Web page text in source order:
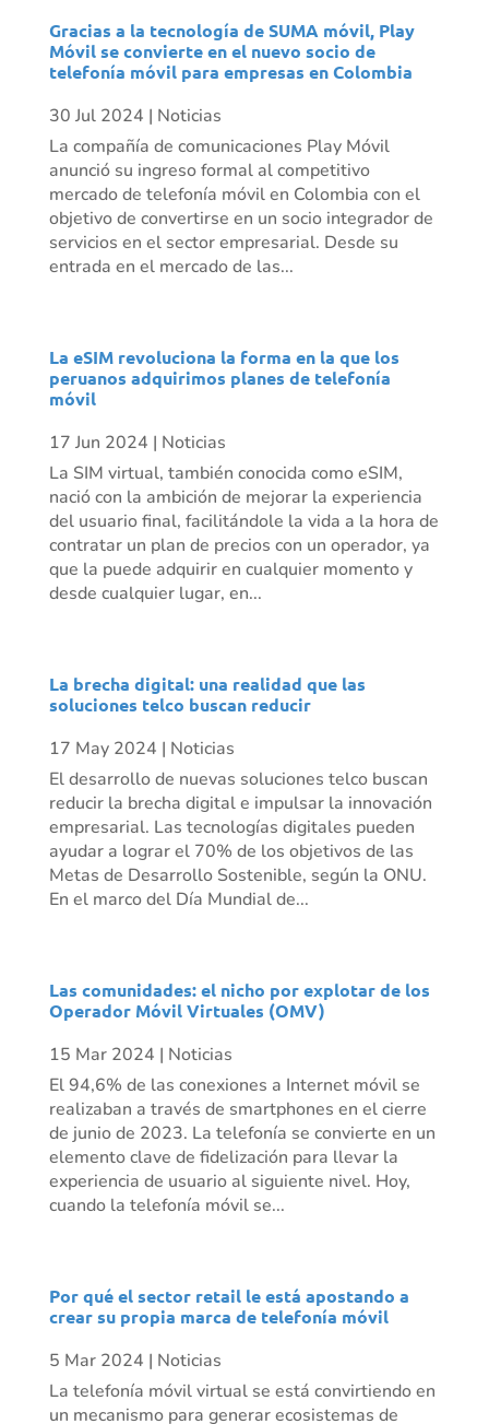
Gracias a la tecnología de SUMA móvil, Play
Móvil se convierte en el nuevo socio de
telefonía móvil para empresas en Colombia
30 Jul 2024 | Noticias
La compañía de comunicaciones Play Móvil
anunció su ingreso formal al competitivo
mercado de telefonía móvil en Colombia con el
objetivo de convertirse en un socio integrador de
servicios en el sector empresarial. Desde su
entrada en el mercado de las...
La eSIM revoluciona la forma en la que los
peruanos adquirimos planes de telefonía
móvil
17 Jun 2024 | Noticias
La SIM virtual, también conocida como eSIM,
nació con la ambición de mejorar la experiencia
del usuario final, facilitándole la vida a la hora de
contratar un plan de precios con un operador, ya
que la puede adquirir en cualquier momento y
desde cualquier lugar, en...
La brecha digital: una realidad que las
soluciones telco buscan reducir
17 May 2024 | Noticias
El desarrollo de nuevas soluciones telco buscan
reducir la brecha digital e impulsar la innovación
empresarial. Las tecnologías digitales pueden
ayudar a lograr el 70% de los objetivos de las
Metas de Desarrollo Sostenible, según la ONU.
En el marco del Día Mundial de...
Las comunidades: el nicho por explotar de los
Operador Móvil Virtuales (OMV)
15 Mar 2024 | Noticias
El 94,6% de las conexiones a Internet móvil se
realizaban a través de smartphones en el cierre
de junio de 2023. La telefonía se convierte en un
elemento clave de fidelización para llevar la
experiencia de usuario al siguiente nivel. Hoy,
cuando la telefonía móvil se...
Por qué el sector retail le está apostando a
crear su propia marca de telefonía móvil
5 Mar 2024 | Noticias
La telefonía móvil virtual se está convirtiendo en
un mecanismo para generar ecosistemas de